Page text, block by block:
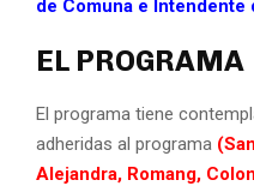
de Comuna e Intendente
EL PROGRAMA
El programa tiene
adheridas al programa
Alejandra, Romang,